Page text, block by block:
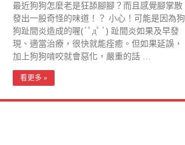
最近狗狗怎麼老是狂舔腳腳？而且感覺腳掌散
發出一股奇怪的味道！？ 小心！可能是因為狗
狗趾間炎造成的喔(´ﾟдﾟ`) 趾間炎如果及早發
現、適當治療，很快就能痊癒。但如果延誤，
加上狗狗啃咬就會惡化，嚴重的話 …
看更多 »